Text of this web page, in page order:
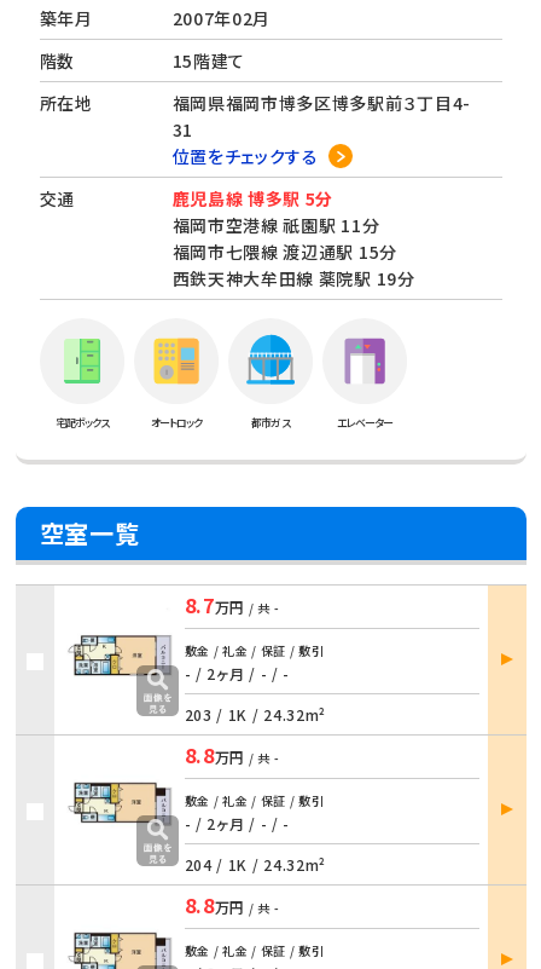
築年月
2007年02月
階数
15階建て
所在地
福岡県福岡市博多区博多駅前３丁目4-
31
位置をチェックする
交通
鹿児島線 博多駅 5分
福岡市空港線 祇園駅 11分
福岡市七隈線 渡辺通駅 15分
西鉄天神大牟田線 薬院駅 19分
宅配ボックス オートロック 都市ガス エレベーター
空室一覧
8.7万円 / 共 -
敷金 / 礼金 / 保証 / 敷引
- / 2ヶ月 / - / -
203 / 1K / 24.32m²
部屋
詳細
8.8万円 / 共 -
敷金 / 礼金 / 保証 / 敷引
- / 2ヶ月 / - / -
204 / 1K / 24.32m²
部屋
詳細
8.8万円 / 共 -
敷金 / 礼金 / 保証 / 敷引
部屋